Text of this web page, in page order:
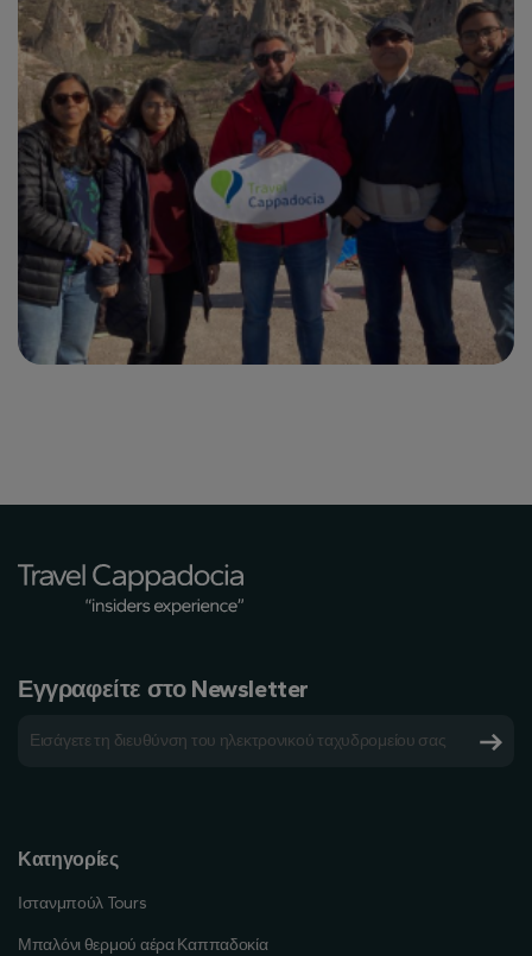
Εγγραφείτε στο Newsletter
Κατηγορίες
Ιστανμπούλ Tours
Μπαλόνι θερμού αέρα Καππαδοκία